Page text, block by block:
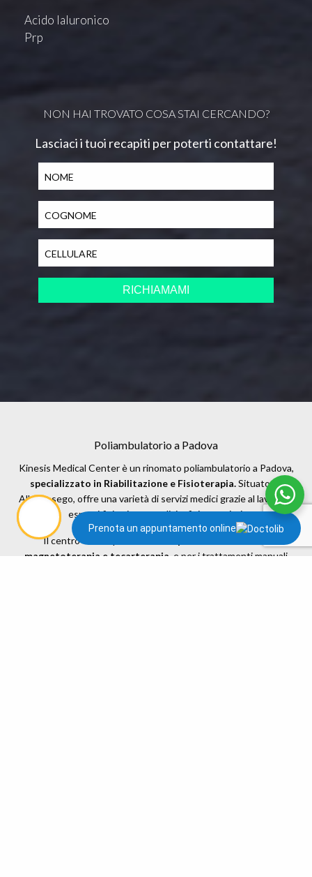
Acido Ialuronico
Prp
NON HAI TROVATO COSA STAI CERCANDO?
Lasciaci i tuoi recapiti per poterti contattare!
Si prega di lasciare vuoto questo campo.
Poliambulatorio a Padova
Kinesis Medical Center è un rinomato poliambulatorio a Padova,
specializzato in Riabilitazione e Fisioterapia.Situato ad
Albignasego, offre una varietà di servizi medici grazie al lavoro di
esperti fisiatri, ortopedici e fisioterapisti.
Il centro è noto per le sue
magnetoterapia e tecarterapia, e per i trattamenti manuali
Prenota un appuntamento online